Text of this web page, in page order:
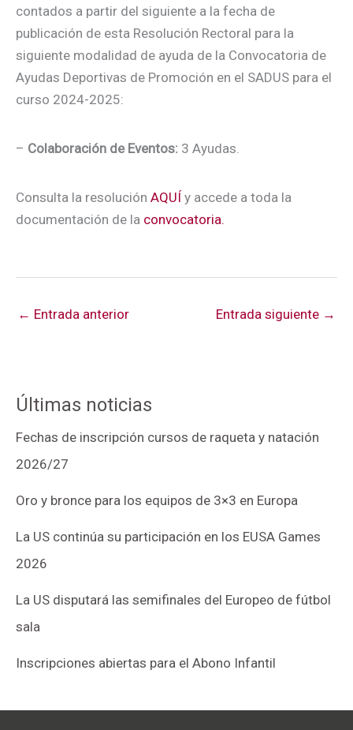
contados a partir del siguiente a la fecha de
publicación de esta Resolución Rectoral para la
siguiente modalidad de ayuda de la Convocatoria de
Ayudas Deportivas de Promoción en el SADUS para el
curso 2024-2025:
– Colaboración de Eventos: 3 Ayudas.
Consulta la resolución AQUÍ y accede a toda la
documentación de la convocatoria.
← Entrada anterior Entrada siguiente →
Últimas noticias
Fechas de inscripción cursos de raqueta y natación
2026/27
Oro y bronce para los equipos de 3×3 en Europa
La US continúa su participación en los EUSA Games
2026
La US disputará las semifinales del Europeo de fútbol
sala
Inscripciones abiertas para el Abono Infantil